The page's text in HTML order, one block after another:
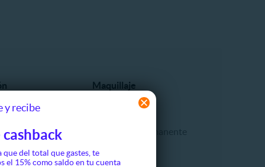
y recibe
cashback
que del total que gastes, te
el 15% como saldo en tu cuenta
Maquillaje
Rostro